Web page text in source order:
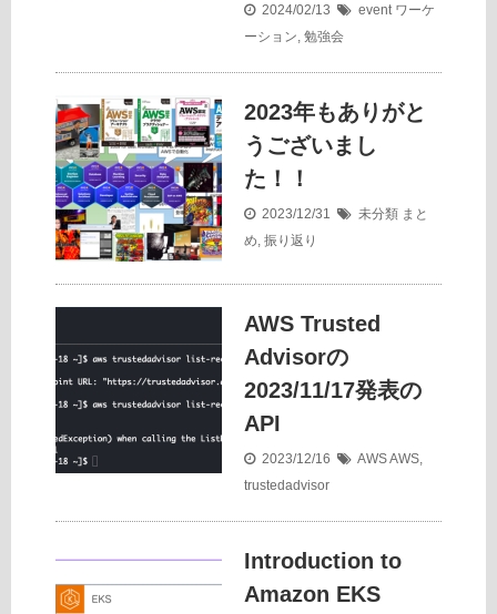
2024/02/13 event ワーケ
ーション, 勉強会
2023年もありがと
うございまし
た！！
2023/12/31 未分類 まと
め, 振り返り
AWS Trusted
Advisorの
2023/11/17発表の
API
2023/12/16 AWSAWS,
trustedadvisor
Introduction to
Amazon EKS